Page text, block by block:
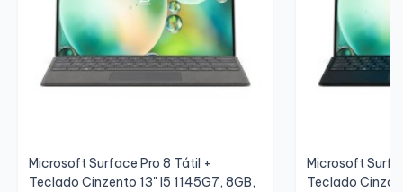
Microsoft Surface Pro 8 Tátil +
Teclado Cinzento 13" I5 1145G7, 8GB,
Microsoft
Teclado Cinza